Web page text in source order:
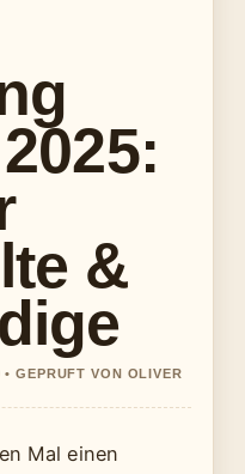
&
GEPRUFT VON OLIVER
Mal einen